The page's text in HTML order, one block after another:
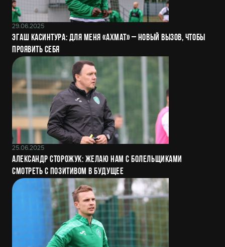
29.06.2025
Эгаш Касинтура: Для меня «Ахмат» – новый вызов, чтобы
проявить себя
25.06.2025
Александр Сторожук: Желаю нам с болельщиками
смотреть с позитивом в будущее